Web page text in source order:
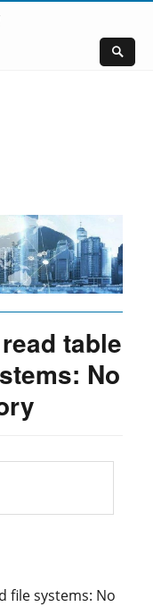
table
No
file systems: No